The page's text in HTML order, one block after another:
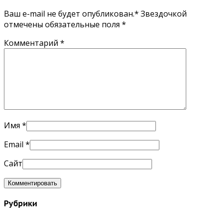
Ваш e-mail не будет опубликован.* Звездочкой
отмечены обязательные поля *
Комментарий *
Имя *
Email *
Сайт
Рубрики